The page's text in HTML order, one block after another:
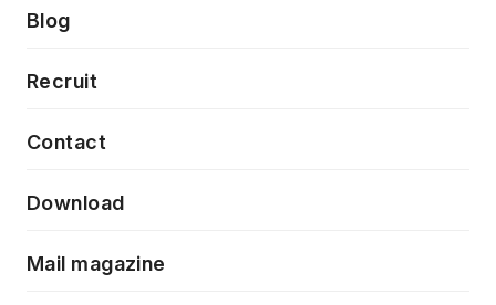
モダナイゼーション
特徴量エンジニアリングと生成AI
フロントエンド開発
Press release
News
Event/Seminer
Blog
Recruit
Contact
Download
Mail magazine